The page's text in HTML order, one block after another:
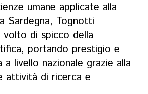
umane applicate alla
Sardegna, Tognotti
volto di spicco della
portando prestigio e
a livello nazionale grazie alla
attività di ricerca e